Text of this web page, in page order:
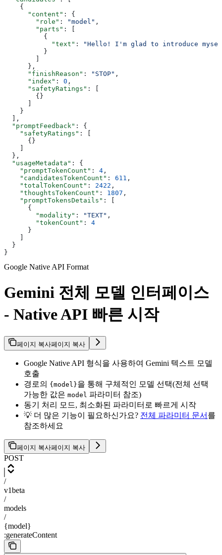
    {
      "content"
: {
        "role"
: "model" ,
        "parts"
: [
          {
            "text"
:
"Hello! I'm glad to introduce
          }
        ]
      },
      "finishReason"
: "STOP" ,
      "index"
: 0 ,
      "safetyRatings"
: [
        {}
      ]
    }
  ],
  "promptFeedback"
: {
    "safetyRatings"
: [
      {}
    ]
  },
  "usageMetadata"
: {
    "promptTokenCount"
: 4 ,
    "candidatesTokenCount"
: 611 ,
    "totalTokenCount"
: 2422 ,
    "thoughtsTokenCount"
: 1807 ,
    "promptTokensDetails"
: [
      {
        "modality"
: "TEXT" ,
        "tokenCount"
: 4
      }
    ]
  }
}
Google Native API Format
Gemini 전체 모델 인터페이스
- Native API 빠른 시작
페이지 복사페이지 복사
Google Native API 형식을 사용하여 Gemini 텍스트 모델
호출
경로의 {model}을 통해 구체적인 모델 선택(전체 선택
가능한 값은 model 파라미터 참조)
동기 처리 모드, 최소화된 파라미터로 빠르게 시작
💡 더 많은 기능이 필요하신가요? 전체 파라미터 문서 를
참조하세요
페이지 복사페이지 복사
POST
/
v1beta
/
models
/
{model}
:generateContent